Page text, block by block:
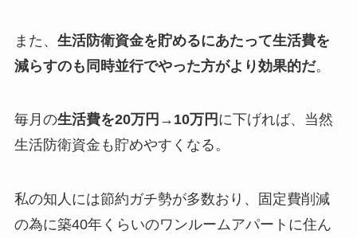
また、 生活防衛資金を貯めるにあたって生活費を
減らすのも同時並行でやった方がより効果的だ。
毎月の生活費を20万円→10万円 に下げれば、当然
生活防衛資金も貯めやすくなる。
私の知人には節約ガチ勢が多数おり、固定費削減
の為に築40年くらいのワンルームアパートに住ん